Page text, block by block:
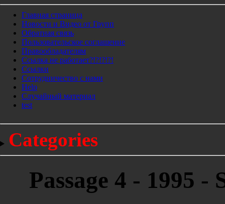
Главная страница
Новости и Видео от Групп
Обратная связь
Пользовательское соглашение
Правообладателям
Ссылка не работает?!?!?!?!
Ссылки
Сотрудничество с нами
Help
Cлучайный материал
test
Categories
Passage 4 - 1995